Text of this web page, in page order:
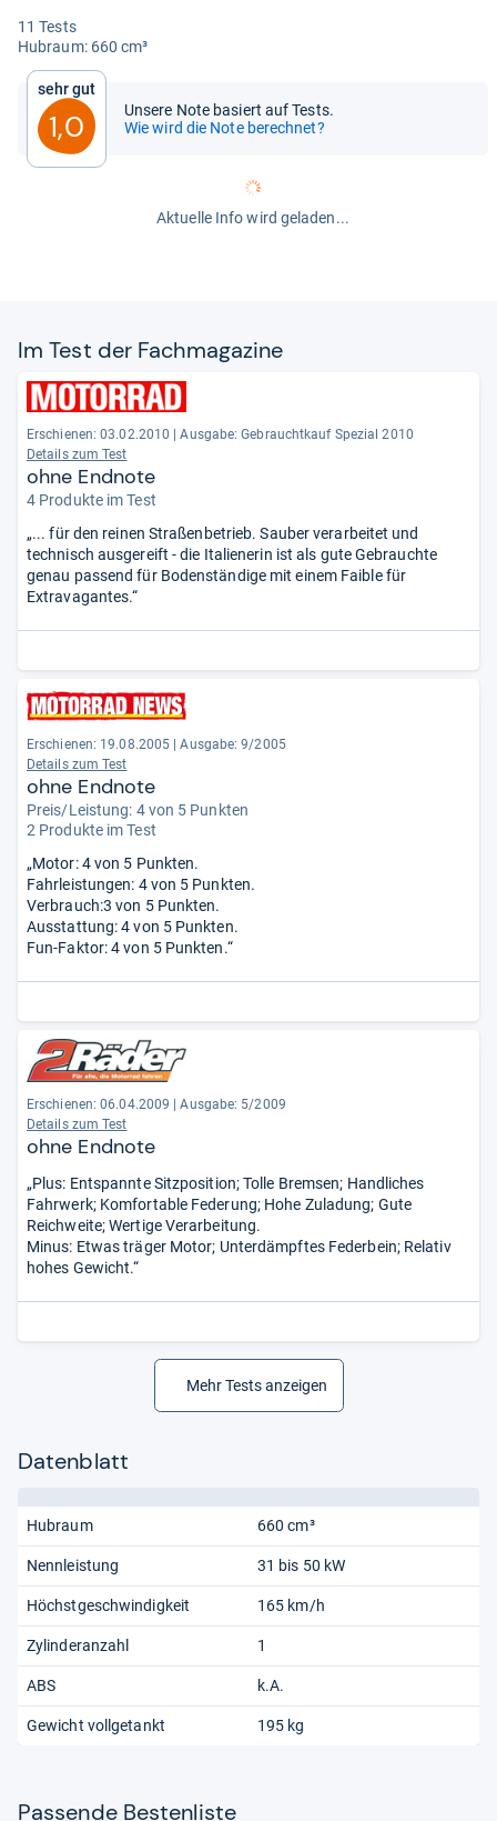
11 Tests
Hub­raum: 660 cm³
Sehr gut
1,0
Unsere Note basiert auf Tests.
Wie wird die Note berechnet?
Aktuelle Info wird geladen...
Im Test der Fach­ma­ga­zine
Erschienen: 03.02.2010
Ausgabe: Gebrauchtkauf Spezial 2010
Details zum Test
ohne Endnote
4 Produkte im Test
„... für den reinen Straßenbetrieb. Sauber verarbeitet und
technisch ausgereift - die Italienerin ist als gute Gebrauchte
genau passend für Bodenständige mit einem Faible für
Extravagantes.“
Erschienen: 19.08.2005
Ausgabe: 9/2005
Details zum Test
ohne Endnote
Preis/Leistung: 4 von 5 Punkten
2 Produkte im Test
„Motor: 4 von 5 Punkten.
Fahrleistungen: 4 von 5 Punkten.
Verbrauch:3 von 5 Punkten.
Ausstattung: 4 von 5 Punkten.
Fun-Faktor: 4 von 5 Punkten.“
Erschienen: 06.04.2009
Ausgabe: 5/2009
Details zum Test
ohne Endnote
„Plus: Entspannte Sitzposition; Tolle Bremsen; Handliches
Fahrwerk; Komfortable Federung; Hohe Zuladung; Gute
Reichweite; Wertige Verarbeitung.
Minus: Etwas träger Motor; Unterdämpftes Federbein; Relativ
hohes Gewicht.“
Mehr Tests anzeigen
Datenblatt
Hubraum 660 cm³
Nennleistung 31 bis 50 kW
Höchstgeschwindigkeit 165 km/h
Zylinderanzahl 1
ABS k.A.
Gewicht vollgetankt 195 kg
Pas­sende Bes­ten­liste